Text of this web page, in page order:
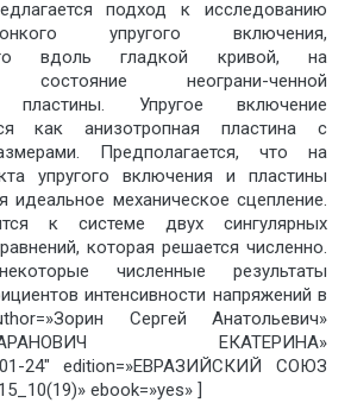
подход к исследованию
упругого включения,
вдоль гладкой кривой, на
состояние неограни-ченной
пластины. Упругое включение
как анизотропная пластина с
Предполагается, что на
упругого включения и пластины
идеальное механическое сцепление.
к системе двух сингулярных
которая решается численно.
численные результаты
интенсивности напряжений в
Сергей Анатольевич»
ЕКАТЕРИНА»
01-24″ edition=»ЕВРАЗИЙСКИЙ СОЮЗ
ebook=»yes» ]